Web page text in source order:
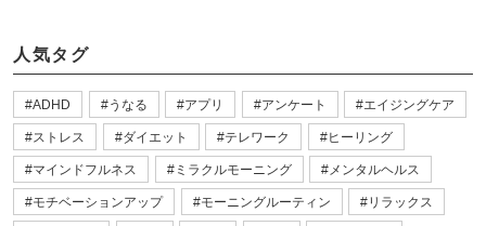
人気タグ
ADHD うなる アプリ アンケート エイジングケア
ストレス ダイエット テレワーク ヒーリング
マインドフルネス ミラクルモーニング メンタルヘルス
モチベーションアップ モーニングルーティン リラックス